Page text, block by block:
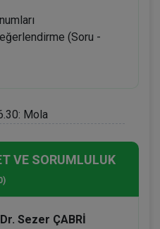
(Soru -
Mola
VE SORUMLULUK
Sezer ÇABRİ